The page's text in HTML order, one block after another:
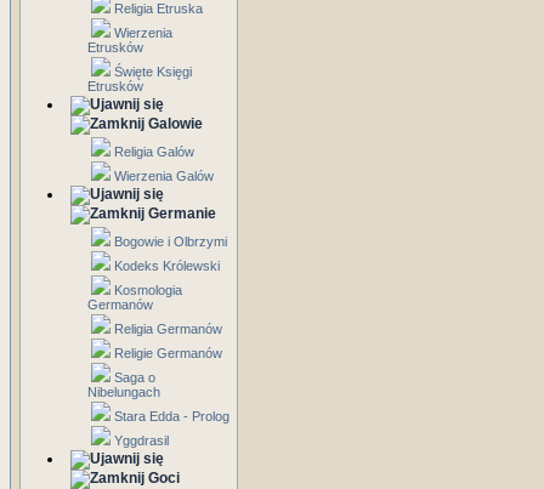
Religia Etruska
Wierzenia
Etrusków
Święte Księgi
Etrusków
Galowie
Religia Galów
Wierzenia Galów
Germanie
Bogowie i Olbrzymi
Kodeks Królewski
Kosmologia
Germanów
Religia Germanów
Religie Germanów
Saga o
Nibelungach
Stara Edda - Prolog
Yggdrasil
Goci